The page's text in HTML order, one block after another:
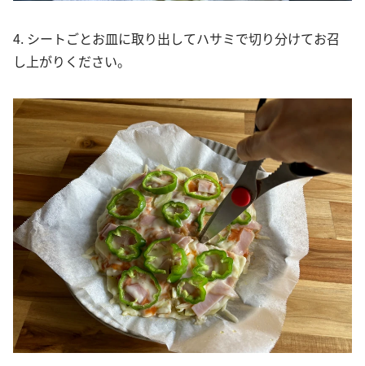
4. シートごとお皿に取り出してハサミで切り分けてお召
し上がりください。